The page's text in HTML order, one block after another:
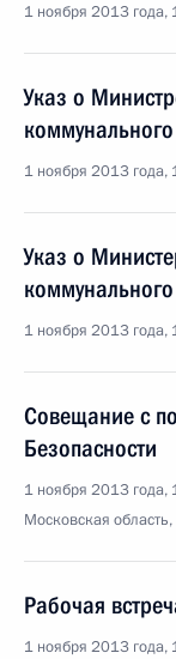
1 ноября 2013 года,
Указ о
1 ноября 2013 года,
Указ о
1 ноября 2013 года,
Совещание с
Безопасности
1 ноября 2013 года,
Московская
Рабочая
1 ноября 2013 года,